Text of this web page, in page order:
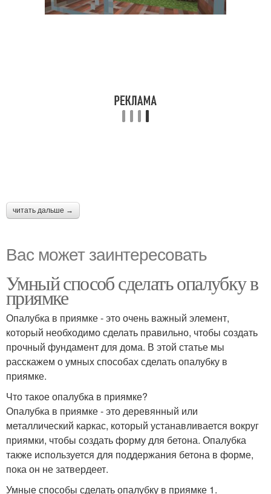
читать дальше →
Вас может заинтересовать
Умный способ сделать опалубку в
приямке
Опалубка в приямке - это очень важный элемент,
который необходимо сделать правильно, чтобы создать
прочный фундамент для дома. В этой статье мы
расскажем о умных способах сделать опалубку в
приямке.
Что такое опалубка в приямке?
Опалубка в приямке - это деревянный или
металлический каркас, который устанавливается вокруг
приямки, чтобы создать форму для бетона. Опалубка
также используется для поддержания бетона в форме,
пока он не затвердеет.
Умные способы сделать опалубку в приямке 1.